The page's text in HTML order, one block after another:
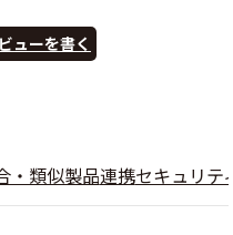
ューを書く
・類似製品連携セキュリテ